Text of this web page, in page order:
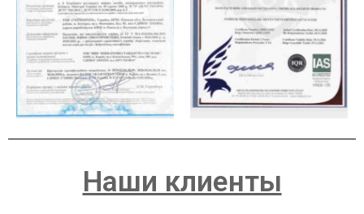
Наши клиенты